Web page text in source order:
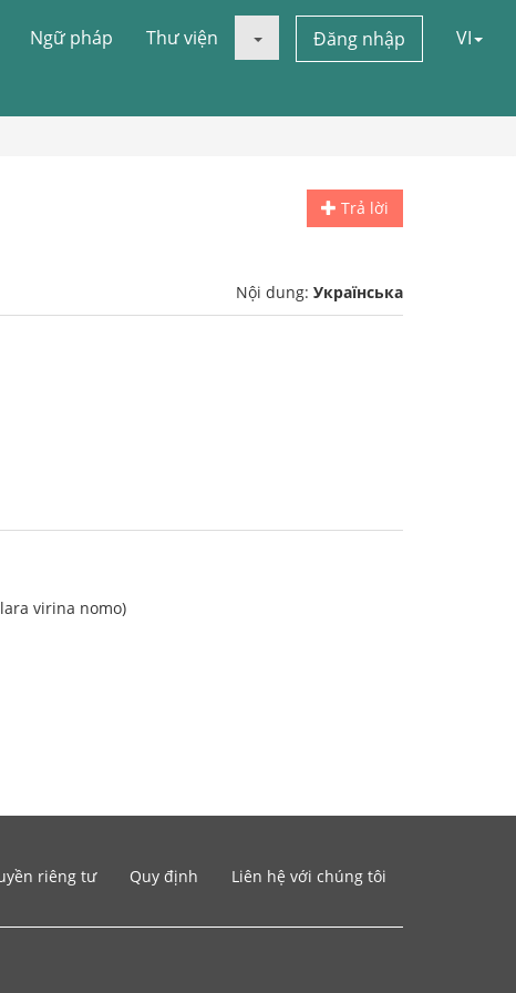
Ngữ pháp Thư viện Đăng nhập VI
Trả lời
Nội dung: Українська
virina nomo)
riêng tư Quy định Liên hệ với chúng tôi